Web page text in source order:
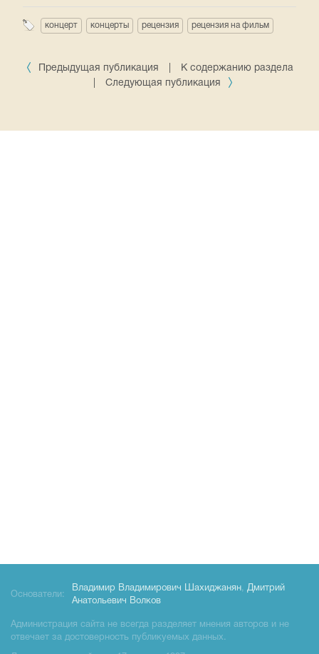
концерт концерты рецензия рецензия на фильм
Предыдущая публикация
К содержанию раздела
Следующая публикация
Основатели:
Владимир Владимирович Шахиджанян, Дмитрий
Анатольевич Волков
Администрация сайта не всегда разделяет мнения авторов и не
отвечает за достоверность публикуемых данных.